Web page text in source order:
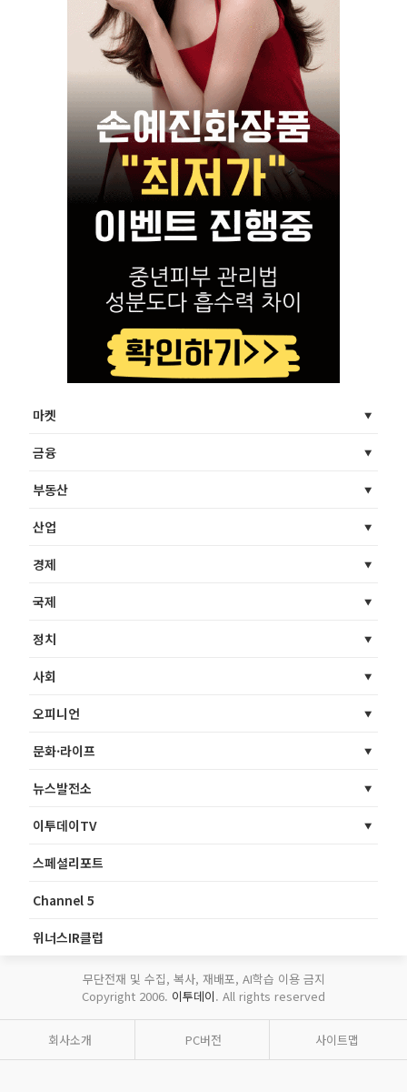
마켓
금융
부동산
산업
경제
국제
정치
사회
오피니언
문화·라이프
뉴스발전소
이투데이TV
스페셜리포트
Channel 5
위너스IR클럽
무단전재 및 수집, 복사, 재배포, AI학습 이용 금지
Copyright 2006. 이투데이. All rights reserved
회사소개 PC버전 사이트맵